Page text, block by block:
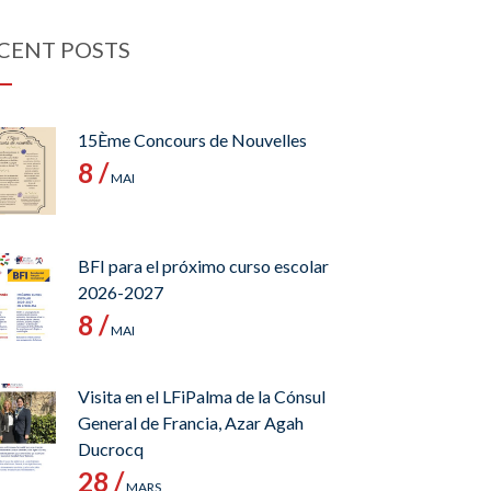
POSTS
15Ème Concours de Nouvelles
8 /MAI
BFI para el próximo curso escolar
2026-2027
8 /MAI
Visita en el LFiPalma de la Cónsul
General de Francia, Azar Agah
Ducrocq
28 /MARS